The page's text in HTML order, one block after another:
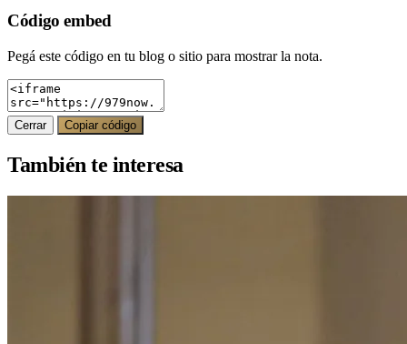
Código embed
Pegá este código en tu blog o sitio para mostrar la nota.
Cerrar Copiar código
También te interesa